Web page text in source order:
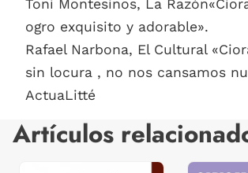
Toni Montesinos, La
ogro exquisito y adorable».
Rafael Narbona, El Cultural
sin locura , no nos cansamos
ActuaLitté
Artículos